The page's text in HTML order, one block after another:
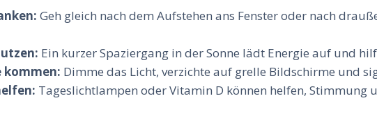
Geh gleich nach dem Aufstehen ans Fenster oder nach
Ein kurzer Spaziergang in der Sonne lädt Energie auf und
kommen: Dimme das Licht, verzichte auf grelle Bildschirme und
Tageslichtlampen oder Vitamin D können helfen, Stimmung